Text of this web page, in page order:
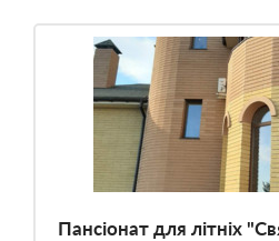
Пансіонат для літніх